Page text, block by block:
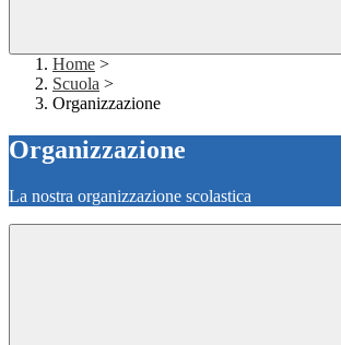
Home >
Scuola >
Organizzazione
Organizzazione
La nostra organizzazione scolastica